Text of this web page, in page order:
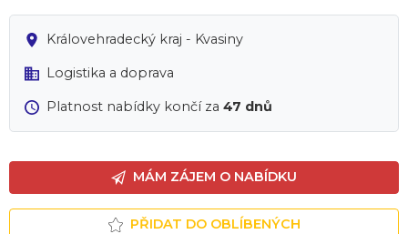
Královehradecký kraj - Kvasiny
Logistika a doprava
Platnost nabídky končí za 47 dnů
MÁM ZÁJEM O NABÍDKU
PŘIDAT DO OBLÍBENÝCH